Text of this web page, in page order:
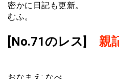
密かに日記も更新。
むふ。
[No.71のレス] 親